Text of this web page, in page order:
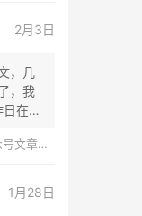
2月3日
，几
，我
在微
否违规？
1月28日